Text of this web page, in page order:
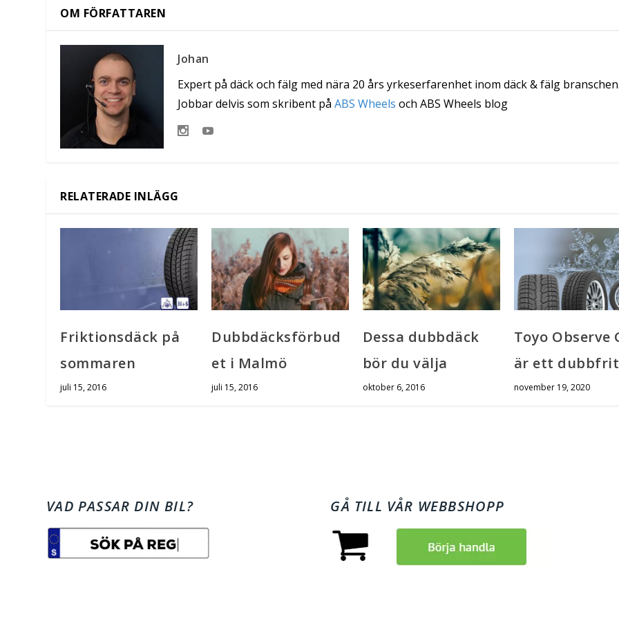
OM FÖRFATTAREN
Johan
Expert på däck och fälg med nära 20 års yrkeserfarenhet inom däck & fälg
Jobbar delvis som skribent påABS Wheels och ABS Wheels blog
RELATERADE INLÄGG
Friktionsdäck på
sommaren
juli 15, 2016
Dubbdäcksförbud
et i Malmö
juli 15, 2016
Dessa dubbdäck
bör du välja
oktober 6, 2016
Toyo Observe
är ett
november 19, 2020
VAD PASSAR DIN BIL? GÅ TILL VÅR WEBBSHOPP